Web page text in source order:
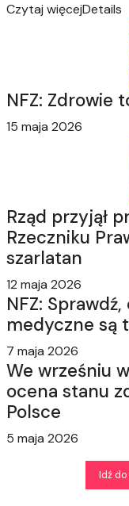
Czytaj więcejDetails
NFZ: Zdrowie
15 maja 2026
Rząd przyjął
Rzeczniku
szarlatan
12 maja 2026
NFZ:
medyczne są
7 maja 2026
We wrześniu
ocena stanu
Polsce
5 maja 2026
Idź